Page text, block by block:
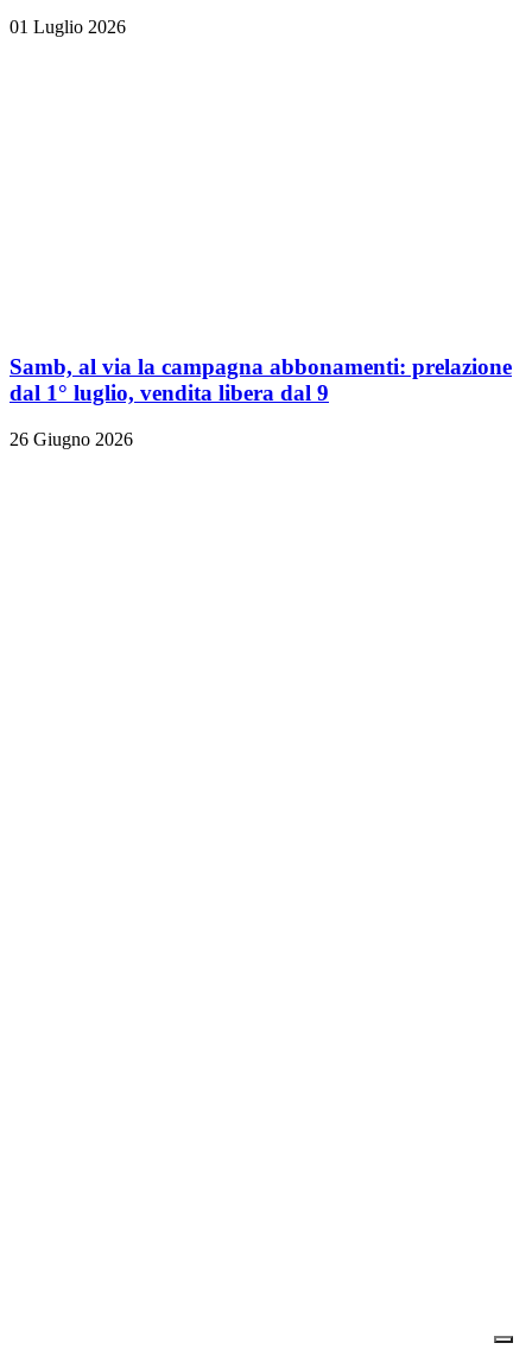
01 Luglio 2026
Samb, al via la campagna abbonamenti: prelazione
dal 1° luglio, vendita libera dal 9
26 Giugno 2026